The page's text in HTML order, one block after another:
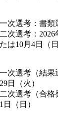
一次選考：書類
二次選考：2026
たは10月4日（日
一次選考（結果
29日（火）
二次選考（合格
1日（日）